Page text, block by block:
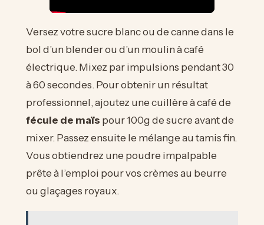
Versez votre sucre blanc ou de canne dans le
bol d’un blender ou d’un moulin à café
électrique. Mixez par impulsions pendant 30
à 60 secondes. Pour obtenir un résultat
professionnel, ajoutez une cuillère à café de
fécule de maïs pour 100g de sucre avant de
mixer. Passez ensuite le mélange au tamis fin.
Vous obtiendrez une poudre impalpable
prête à l’emploi pour vos crèmes au beurre
ou glaçages royaux.